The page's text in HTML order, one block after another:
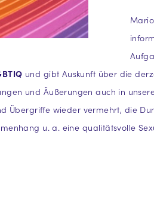
und gibt Auskunft über die
und Äußerungen auch in
Übergriffe wieder vermehrt, die
u. a. eine qualitätsvolle